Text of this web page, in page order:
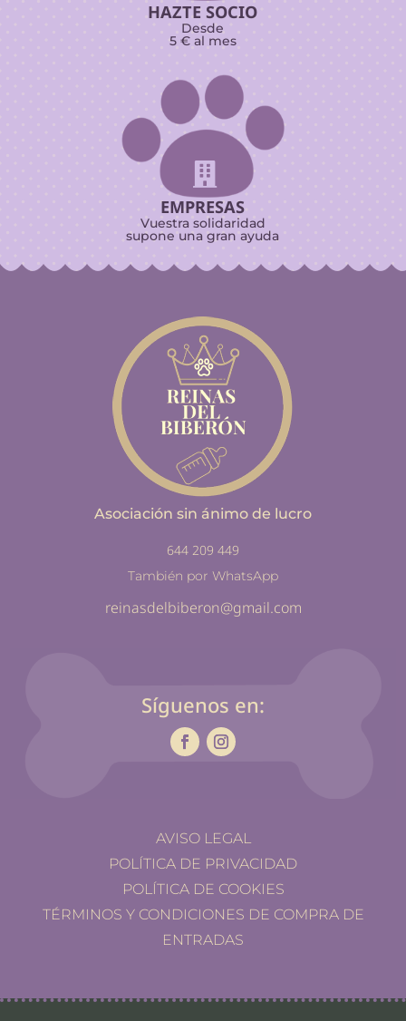
HAZTE SOCIO
Desde
5 € al mes

EMPRESAS
Vuestra solidaridad
supone una gran ayuda
Asociación sin ánimo de lucro
644 209 449
También por WhatsApp
reinasdelbiberon@gmail.com
Síguenos en:
AVISO LEGAL
POLÍTICA DE PRIVACIDAD
POLÍTICA DE COOKIES
TÉRMINOS Y CONDICIONES DE COMPRA DE
ENTRADAS